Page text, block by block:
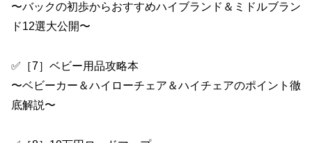
〜バックの初歩からおすすめハイブランド＆ミドルブラン
ド12選大公開〜
✅［7］ベビー用品攻略本
〜ベビーカー＆ハイローチェア＆ハイチェアのポイント徹
底解説〜